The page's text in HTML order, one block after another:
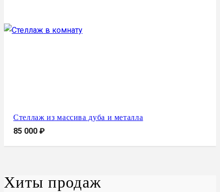
Стеллаж из массива дуба и металла
85 000₽
Хиты продаж